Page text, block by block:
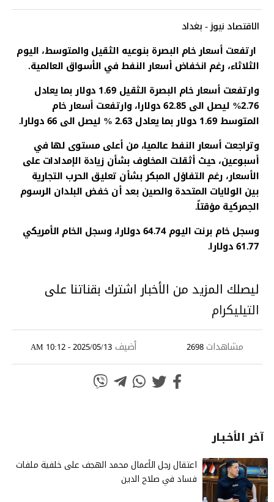
الاقتصاد نيوز - بغداد
ارتفعت أسعار خام البصرة بنوعيه الثقيل والمتوسط، اليوم
الثلاثاء، رغم انخفاض أسعار النفط في الأسواق العالمية.
وارتفعت أسعار خام البصرة الثقيل 1.69 دولار بما يعادل
2.76%‎ ليصل الى 62.85 دولارا، وارتفعت أسعار خام
المتوسط 1.69 دولار بما يعادل 2.63 ‎%‎ ليصل الى 66 دولارا.
وتراجعت أسعار النفط عالميا، من أعلى مستوى لها في
أسبوعين، حيث أثقلت المخاوف بشأن زيادة الإمدادات على
الأسعار، رغم التفاؤل المبكر بشأن تعليق الحرب التجارية
بين الولايات المتحدة والصين بعد أن خفض البلدان الرسوم
الجمركية مؤقتاً.
وسجل خام برنت اليوم 64.74 دولارا، وسجل الخام الأمريكي
61.77 دولارا.
ليصلك المزيد من الأخبار اشترك بقناتنا على
التيليكرام
مشاهدات2698 أضيف 2025/05/13 - 10:12 AM
آخر الأخـبـار
‏اعتقال رجل الأعمال محمد الهجف على خلفية ملفات
فساد في صلاح الدين